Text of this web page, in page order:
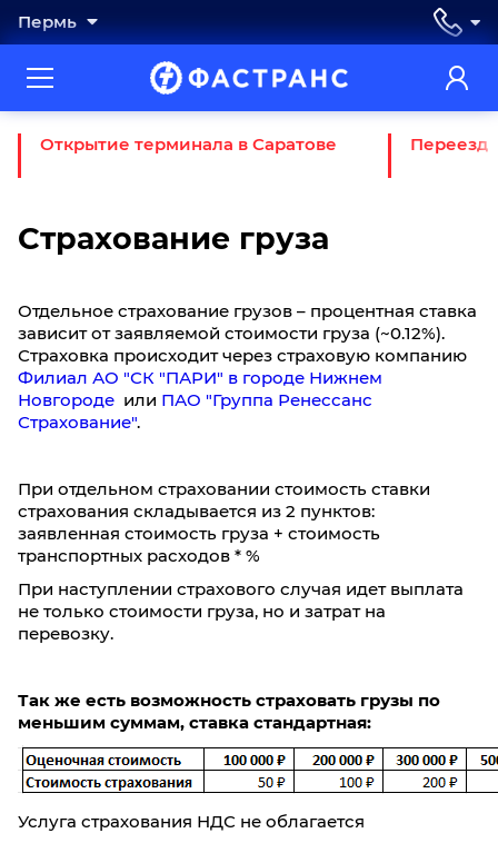
Пермь
Открытие терминала в Саратове Переезд
Страхование груза
Отдельное страхование грузов – процентная ставка
зависит от заявляемой стоимости груза (~0.12%).
Страховка происходит через страховую компанию
Филиал АО "СК "ПАРИ" в городе Нижнем
Новгороде или ПАО "Группа Ренессанс
Страхование".
При отдельном страховании стоимость ставки
страхования складывается из 2 пунктов:
заявленная стоимость груза + стоимость
транспортных расходов * %
При наступлении страхового случая идет выплата
не только стоимости груза, но и затрат на
перевозку.
Так же есть возможность страховать грузы по
меньшим суммам, ставка стандартная:
Услуга страхования НДС не облагается